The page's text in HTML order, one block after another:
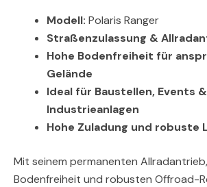
Modell: Polaris Ranger
Straßenzulassung &
Hohe Bodenfreiheit für
Gelände
Ideal für Baustellen, Events &
Industrieanlagen
Hohe Zuladung und robuste
Mit seinem permanenten
Bodenfreiheit und robusten Offroad-